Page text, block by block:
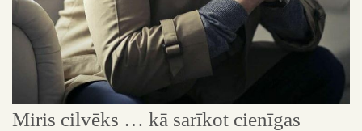
Miris cilvēks … kā sarīkot cienīgas